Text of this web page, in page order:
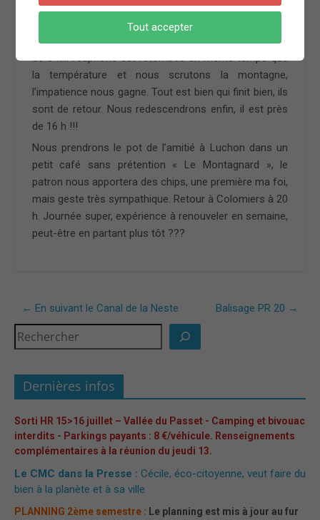
Nous attendrons nos chevaliers servants un peu plus
de 3 h… l’euphorie est retombée en même temps que
la température et nous scrutons la montagne,
l’impatience nous gagne. Tout est bien qui finit bien, ils
sont de retour. Nous redescendrons enfin, il est près
de 16 h !!!
Nous prendrons le pot de l’amitié à Luchon dans un
petit café sans prétention « Le Montagnard », le
patron nous apportera des chips, une première ma foi,
mais geste très sympathique. Retour à Colomiers à 20
h. Journée super, expérience à renouveler en semaine,
peut-être en partant plus tôt ???
← En suivant le Canal de la Neste Balisage PR 20 →
Dernières infos
Sorti HR 15>16 juillet – Vallée du Passet - Camping et bivouac
interdits - Parkings payants : 8 €/véhicule. Renseignements
complémentaires à la réunion du jeudi 13.
Le CMC dans la Presse : Cécile, éco-citoyenne, veut faire du
bien à la planète et à sa ville
PLANNING 2ème semestre : Le planning est mis à jour au fur
Tout accepter